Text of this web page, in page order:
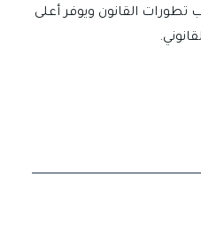
تطورات القانون ويوفر أعلى